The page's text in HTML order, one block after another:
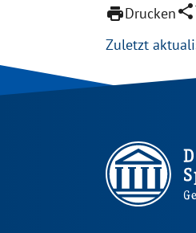
printDruckenshare
Zuletzt